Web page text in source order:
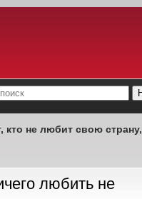
кто не любит свою страну,
любить не